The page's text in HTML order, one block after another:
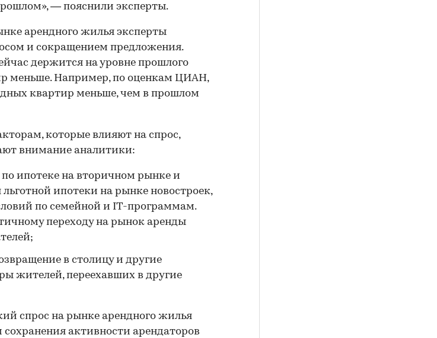
— пояснили эксперты.
арендного жилья эксперты
и сокращением предложения.
держится на уровне прошлого
меньше. Например, по оценкам ЦИАН,
квартир меньше, чем в прошлом
которые влияют на спрос,
внимание аналитики:
ипотеке на вторичном рынке и
ипотеки на рынке новостроек,
по семейной и IT-программам.
переходу на рынок аренды
в столицу и другие
жителей, переехавших в другие
спрос на рынке арендного жилья
активности арендаторов